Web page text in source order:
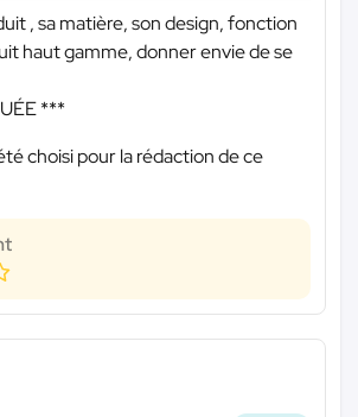
, sa matière, son design, fonction
haut gamme, donner envie de se
***
choisi pour la rédaction de ce